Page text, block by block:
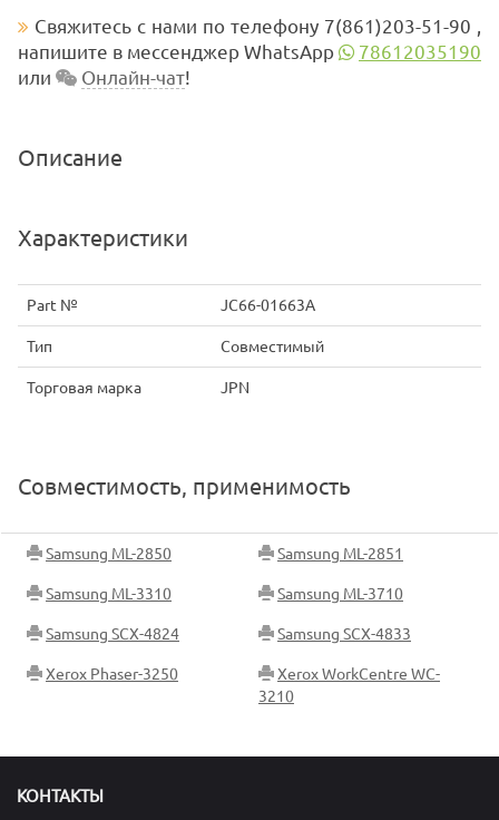
Свяжитесь с нами по телефону 7(861)203-51-90 ,
напишите в мессенджер WhatsApp
78612035190
или
Онлайн-чат!
Описание
Характеристики
Part № JC66-01663A
Тип Совместимый
Торговая марка JPN
Совместимость, применимость
Samsung ML-2850 Samsung ML-2851
Samsung ML-3310 Samsung ML-3710
Samsung SCX-4824 Samsung SCX-4833
Xerox Phaser-3250
Xerox WorkCentre WC-
3210
КОНТАКТЫ